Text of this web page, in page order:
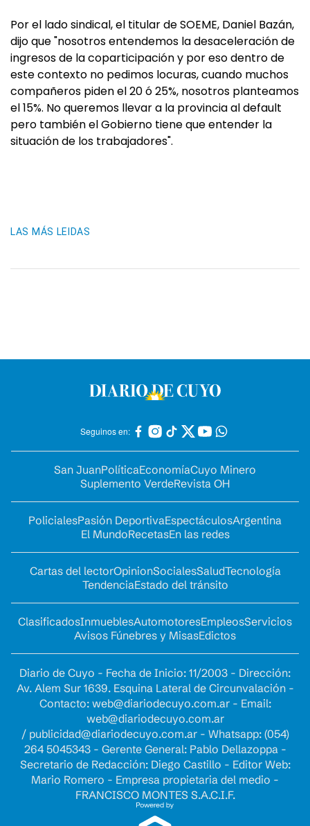
Por el lado sindical, el titular de SOEME, Daniel Bazán,
dijo que "nosotros entendemos la desaceleración de
ingresos de la coparticipación y por eso dentro de
este contexto no pedimos locuras, cuando muchos
compañeros piden el 20 ó 25%, nosotros planteamos
el 15%. No queremos llevar a la provincia al default
pero también el Gobierno tiene que entender la
situación de los trabajadores".
LAS MÁS LEIDAS
Seguinos en:
San JuanPolíticaEconomíaCuyo Minero
Suplemento VerdeRevista OH
PolicialesPasión DeportivaEspectáculosArgentina
El MundoRecetasEn las redes
Cartas del lectorOpinionSocialesSaludTecnología
TendenciaEstado del tránsito
ClasificadosInmueblesAutomotoresEmpleosServicios
Avisos Fúnebres y MisasEdictos
Diario de Cuyo - Fecha de Inicio: 11/2003 - Dirección:
Av. Alem Sur 1639. Esquina Lateral de Circunvalación -
Contacto: web@diariodecuyo.com.ar- Email:
web@diariodecuyo.com.ar
/ publicidad@diariodecuyo.com.ar- Whatsapp: (054)
264 5045343 - Gerente General: Pablo Dellazoppa -
Secretario de Redacción: Diego Castillo - Editor Web:
Mario Romero - Empresa propietaria del medio -
FRANCISCO MONTES S.A.C.I.F.